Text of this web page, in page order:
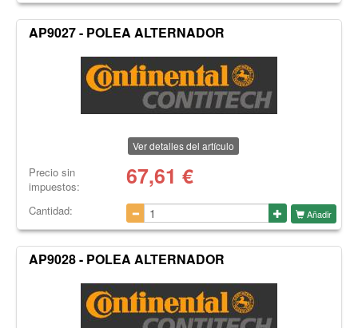
AP9027 - POLEA ALTERNADOR
Ver detalles del artículo
Precio sin
impuestos:
67,61 €
Cantidad: Añadir
AP9028 - POLEA ALTERNADOR